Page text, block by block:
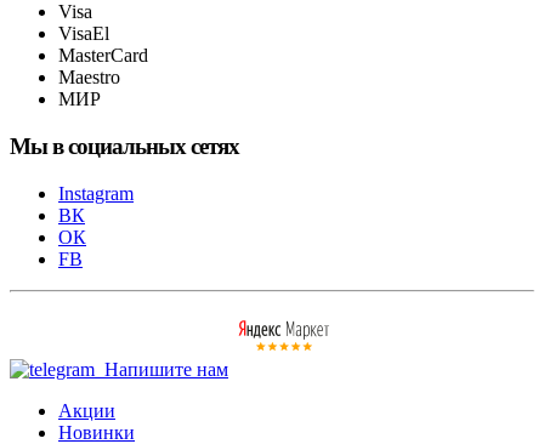
Visa
VisaEl
MasterCard
Maestro
МИР
Мы в социальных сетях
Instagram
ВК
ОК
FB
Напишите нам
Акции
Новинки